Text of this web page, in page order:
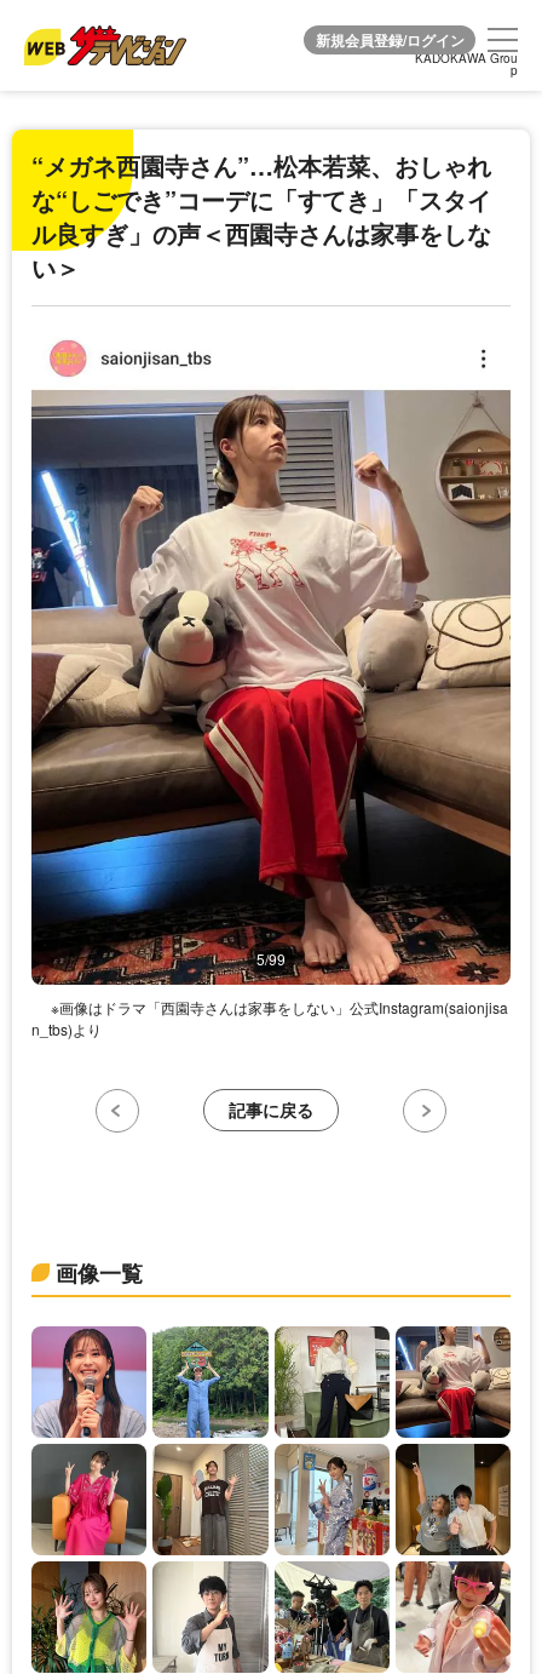
KADOKAWA Grou
p
KADOKAWA Grou
p
“メガネ西園寺さん”…松本若菜、おしゃれ
な“しごでき”コーデに「すてき」「スタイ
ル良すぎ」の声＜西園寺さんは家事をしな
い＞
5/99
※画像はドラマ「西園寺さんは家事をしない」公式Instagram(saionjisa
n_tbs)より
記事に戻る
画像一覧